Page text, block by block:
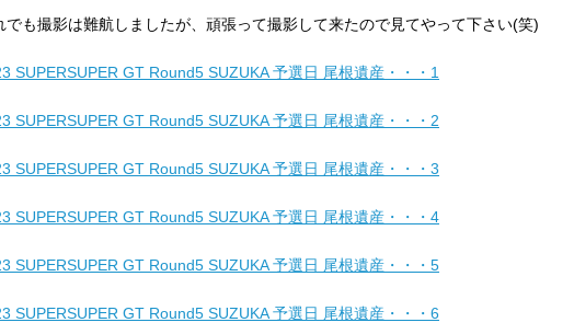
でも撮影は難航しましたが、頑張って撮影して来たので見てやって下さい(笑)
SUPERSUPER GT Round5 SUZUKA 予選日 尾根遺産・・・1
SUPERSUPER GT Round5 SUZUKA 予選日 尾根遺産・・・2
SUPERSUPER GT Round5 SUZUKA 予選日 尾根遺産・・・3
SUPERSUPER GT Round5 SUZUKA 予選日 尾根遺産・・・4
SUPERSUPER GT Round5 SUZUKA 予選日 尾根遺産・・・5
SUPERSUPER GT Round5 SUZUKA 予選日 尾根遺産・・・6